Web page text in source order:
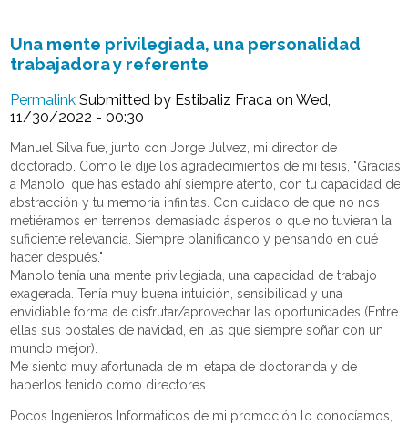
Una mente privilegiada, una personalidad
trabajadora y referente
Permalink Submitted by Estibaliz Fraca on Wed,
11/30/2022 - 00:30
Manuel Silva fue, junto con Jorge Júlvez, mi director de
doctorado. Como le dije los agradecimientos de mi tesis, "Gracias
a Manolo, que has estado ahí siempre atento, con tu capacidad de
abstracción y tu memoria infinitas. Con cuidado de que no nos
metiéramos en terrenos demasiado ásperos o que no tuvieran la
suficiente relevancia. Siempre planificando y pensando en qué
hacer después."
Manolo tenía una mente privilegiada, una capacidad de trabajo
exagerada. Tenía muy buena intuición, sensibilidad y una
envidiable forma de disfrutar/aprovechar las oportunidades (Entre
ellas sus postales de navidad, en las que siempre soñar con un
mundo mejor).
Me siento muy afortunada de mi etapa de doctoranda y de
haberlos tenido como directores.
Pocos Ingenieros Informáticos de mi promoción lo conocíamos,